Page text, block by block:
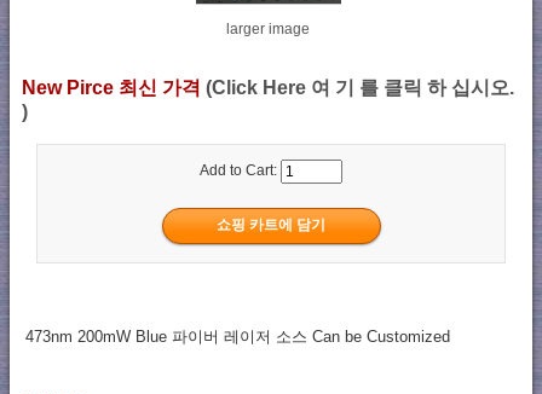
larger image
New Pirce 최신 가격 (Click Here 여 기 를 클릭 하 십시오.
)
Add to Cart:
473nm 200mW Blue 파이버 레이저 소스 Can be Customized